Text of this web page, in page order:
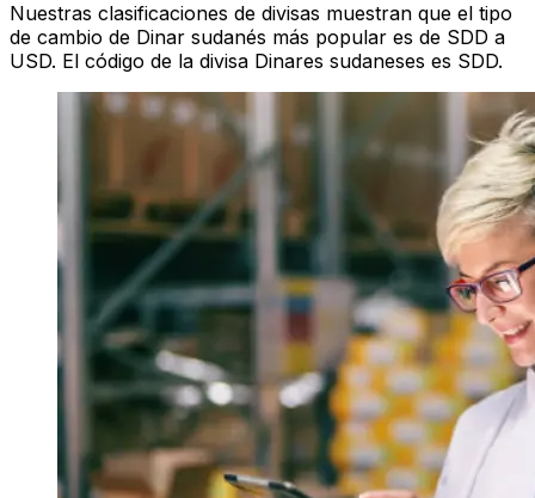
Nuestras clasificaciones de divisas muestran que el tipo
de cambio de Dinar sudanés más popular es de SDD a
USD. El código de la divisa Dinares sudaneses es SDD.